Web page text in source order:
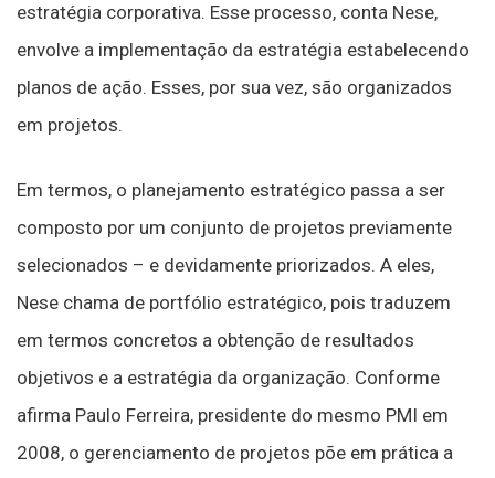
estratégia corporativa. Esse processo, conta Nese,
envolve a implementação da estratégia estabelecendo
planos de ação. Esses, por sua vez, são organizados
em projetos.
Em termos, o planejamento estratégico passa a ser
composto por um conjunto de projetos previamente
selecionados – e devidamente priorizados. A eles,
Nese chama de portfólio estratégico, pois traduzem
em termos concretos a obtenção de resultados
objetivos e a estratégia da organização. Conforme
afirma Paulo Ferreira, presidente do mesmo PMI em
2008, o gerenciamento de projetos põe em prática a